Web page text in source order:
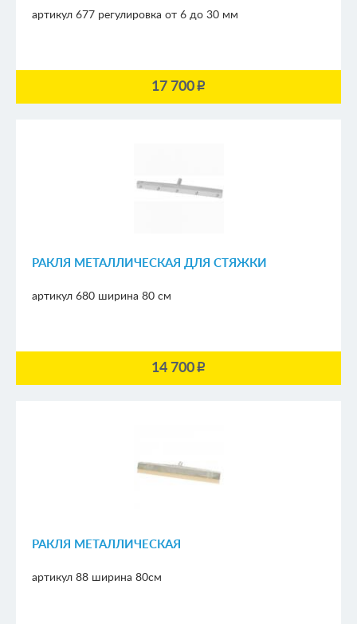
артикул 677 регулировка от 6 до 30 мм
17 700p
РАКЛЯ МЕТАЛЛИЧЕСКАЯ ДЛЯ СТЯЖКИ
артикул 680 ширина 80 см
14 700p
РАКЛЯ МЕТАЛЛИЧЕСКАЯ
артикул 88 ширина 80см